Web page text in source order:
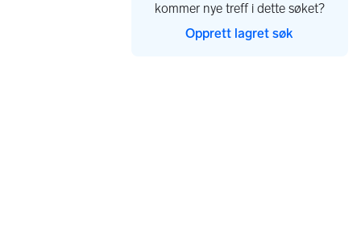
kommer nye treff i dette søket?
Opprett lagret søk